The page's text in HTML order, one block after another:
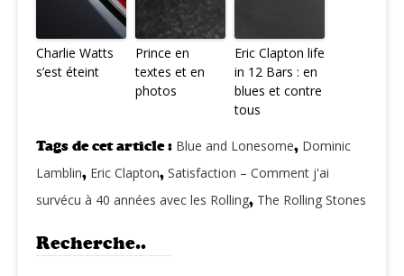
Charlie Watts
s’est éteint
Prince en
textes et en
photos
Eric Clapton life
in 12 Bars : en
blues et contre
tous
Tags de cet article : Blue and Lonesome, Dominic
Lamblin, Eric Clapton, Satisfaction – Comment j'ai
survécu à 40 années avec les Rolling, The Rolling Stones
Recherche..